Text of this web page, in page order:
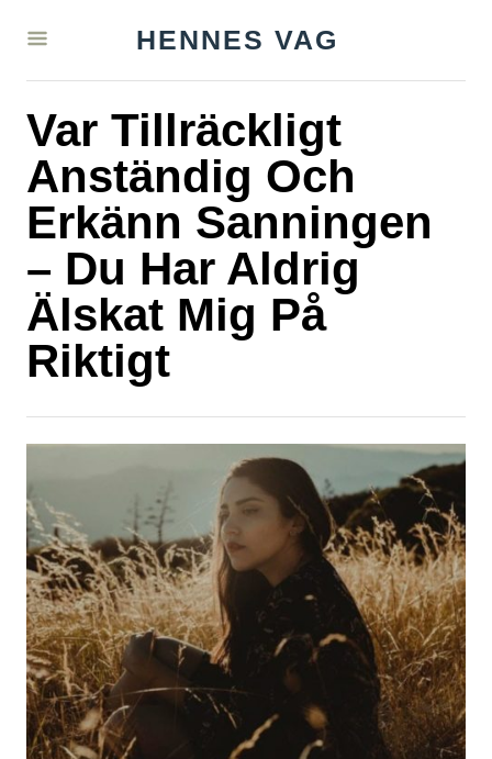
HENNES VAG
Var Tillräckligt
Anständig Och
Erkänn Sanningen
– Du Har Aldrig
Älskat Mig På
Riktigt